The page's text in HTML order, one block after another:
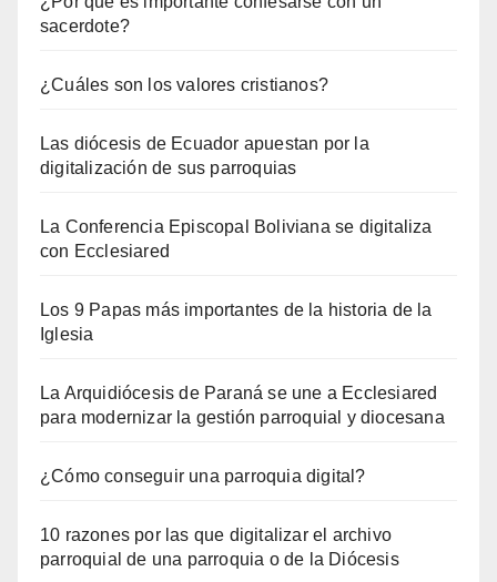
sacerdote?
¿Cuáles son los valores cristianos?
Las diócesis de Ecuador apuestan por la
digitalización de sus parroquias
La Conferencia Episcopal Boliviana se digitaliza
con Ecclesiared
Los 9 Papas más importantes de la historia de la
Iglesia
La Arquidiócesis de Paraná se une a Ecclesiared
para modernizar la gestión parroquial y diocesana
¿Cómo conseguir una parroquia digital?
10 razones por las que digitalizar el archivo
parroquial de una parroquia o de la Diócesis